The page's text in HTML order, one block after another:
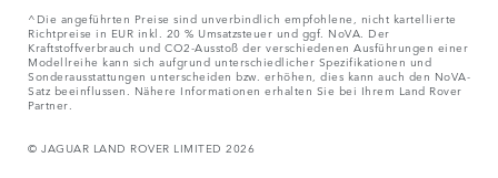
^Die angeführten Preise sind unverbindlich empfohlene, nicht kartellierte
Richtpreise in EUR inkl. 20 % Umsatzsteuer und ggf. NoVA. Der
Kraftstoffverbrauch und CO2-Ausstoß der verschiedenen Ausführungen einer
Modellreihe kann sich aufgrund unterschiedlicher Spezifikationen und
Sonderausstattungen unterscheiden bzw. erhöhen, dies kann auch den NoVA-
Satz beeinflussen. Nähere Informationen erhalten Sie bei Ihrem Land Rover
Partner.
© JAGUAR LAND ROVER LIMITED 2026